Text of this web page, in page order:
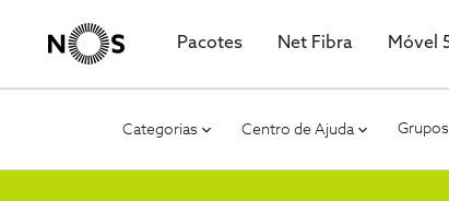
Pacotes Net Fibra Móvel
Categorias Centro de Ajuda Grupos